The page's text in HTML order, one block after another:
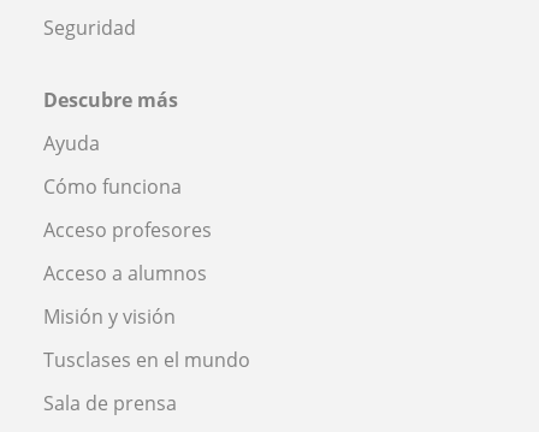
Seguridad
Descubre más
Ayuda
Cómo funciona
Acceso profesores
Acceso a alumnos
Misión y visión
Tusclases en el mundo
Sala de prensa